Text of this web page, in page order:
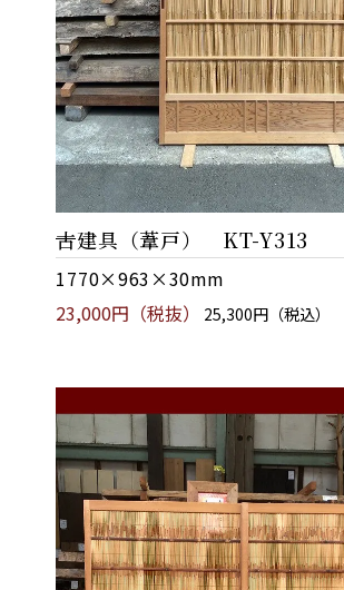
古建具（葦戸） KT-Y313
1770×963×30mm
23,000円（税抜）
25,300円（税込）